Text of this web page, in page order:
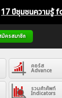
17 ปีชุมชนความรู้
มัครสมาชิก
คอร์ส
Advance
รวมคำศัพท์
Indicators